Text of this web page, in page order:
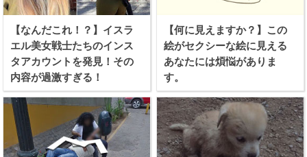
【なんだこれ！？】イスラ
エル美女戦士たちのインス
タアカウントを発見！その
内容が過激すぎる！
【何に見えますか？】この
絵がセクシーな絵に見える
あなたには煩悩がありま
す。